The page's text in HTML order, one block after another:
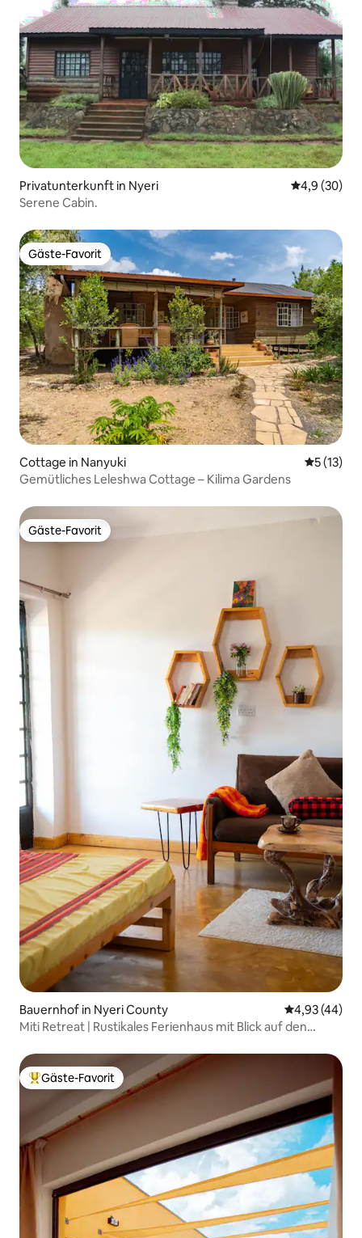
Privatunterkunft in Nyeri
4,9 (30)
Serene Cabin.
Gäste-Favorit
Gäste-Favorit
Cottage in Nanyuki
5 (13)
Gemütliches Leleshwa Cottage – Kilima Gardens
Gäste-Favorit
Gäste-Favorit
Bauernhof in Nyeri County
4,93 (44)
Miti Retreat | Rustikales Ferienhaus mit Blick auf den
Beliebter Gäste-Favorit.
Gäste-Favorit